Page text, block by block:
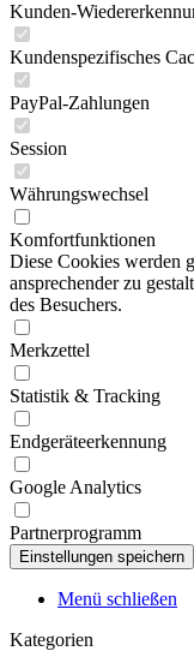
Kunden-
Kundenspezifisches
PayPal-Zahlungen
Session
Währungswechsel
Komfortfunktionen
Diese Cookies werden
ansprechender zu
des Besuchers.
Merkzettel
Statistik & Tracking
Endgeräteerkennung
Google Analytics
Partnerprogramm
Menü schließen
Kategorien